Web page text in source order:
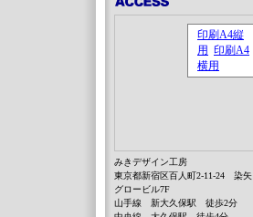
みきデザイン工房
東京都新宿区百人町2-11-24 染矢
グロービル7F
山手線 新大久保駅 徒歩2分